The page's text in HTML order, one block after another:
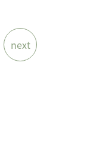
next